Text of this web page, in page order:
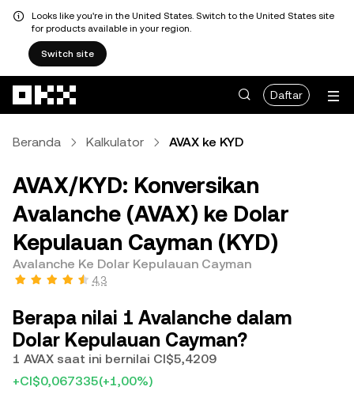
Looks like you're in the United States. Switch to the United States site
for products available in your region.
Switch site
Daftar
Beranda Kalkulator AVAX ke KYD
AVAX/KYD: Konversikan
Avalanche (AVAX) ke Dolar
Kepulauan Cayman (KYD)
Avalanche Ke Dolar Kepulauan Cayman
4,3
Berapa nilai 1 Avalanche dalam
Dolar Kepulauan Cayman?
1 AVAX saat ini bernilai CI$5,4209
+CI$0,067335(+1,00%)